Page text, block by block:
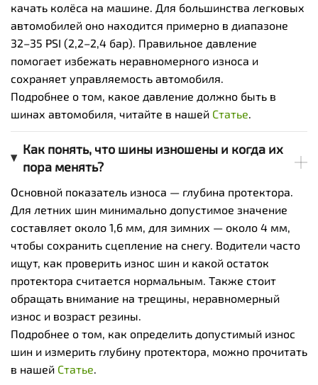
качать колёса на машине. Для большинства легковых
автомобилей оно находится примерно в диапазоне
32–35 PSI (2,2–2,4 бар). Правильное давление
помогает избежать неравномерного износа и
сохраняет управляемость автомобиля.
Подробнее о том, какое давление должно быть в
шинах автомобиля, читайте в нашей Статье.
Как понять, что шины изношены и когда их
пора менять?
Основной показатель износа — глубина протектора.
Для летних шин минимально допустимое значение
составляет около 1,6 мм, для зимних — около 4 мм,
чтобы сохранить сцепление на снегу. Водители часто
ищут, как проверить износ шин и какой остаток
протектора считается нормальным. Также стоит
обращать внимание на трещины, неравномерный
износ и возраст резины.
Подробнее о том, как определить допустимый износ
шин и измерить глубину протектора, можно прочитать
в нашей Статье.